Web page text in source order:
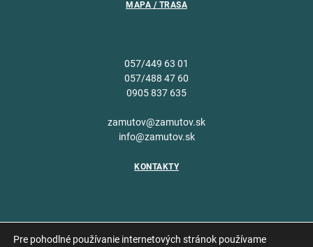
MAPA / TRASA
057/449 63 01
057/488 47 60
0905 837 635
zamutov@zamutov.sk
info@zamutov.sk
KONTAKTY
Pre pohodlné používanie internetových stránok používame